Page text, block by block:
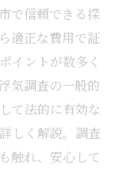
で信頼できる探
適正な費用で証
イントが数多く
気調査の一般的
て法的に有効な
しく解説。調査
触れ、安心して